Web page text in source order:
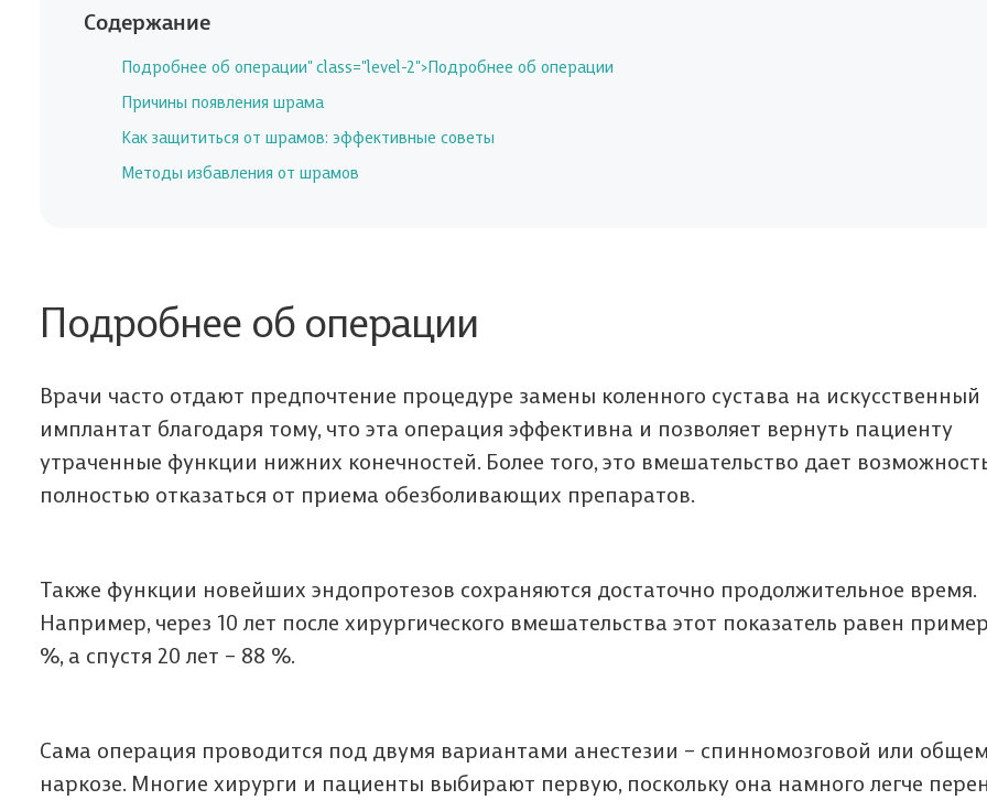
Содержание
Подробнее об операции" class="level-2">Подробнее об операции
Причины появления шрама
Как защититься от шрамов: эффективные советы
Методы избавления от шрамов
Подробнее об операции
Врачи часто отдают предпочтение процедуре замены коленного сустава на искусственный
имплантат благодаря тому, что эта операция эффективна и позволяет вернуть пациенту
утраченные функции нижних конечностей. Более того, это вмешательство дает
полностью отказаться от приема обезболивающих препаратов.
Также функции новейших эндопротезов сохраняются достаточно продолжительное время.
Например, через 10 лет после хирургического вмешательства этот показатель равен
%, а спустя 20 лет – 88 %.
Сама операция проводится под двумя вариантами анестезии – спинномозговой или
наркозе. Многие хирурги и пациенты выбирают первую, поскольку она намного легче